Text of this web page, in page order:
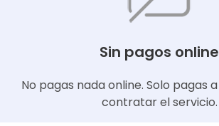
Sin pagos online
No pagas nada online. Solo pagas
contratar el servicio.